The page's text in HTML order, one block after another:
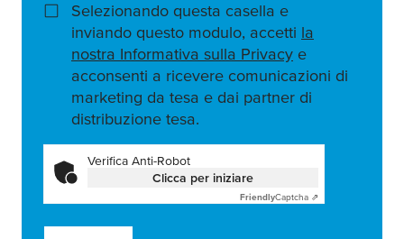
Selezionando questa casella e
inviando questo modulo, accetti la
nostra Informativa sulla Privacy e
acconsenti a ricevere comunicazioni di
marketing da tesa e dai partner di
distribuzione tesa.
Verifica Anti-Robot
Clicca per iniziare
FriendlyCaptcha ⇗